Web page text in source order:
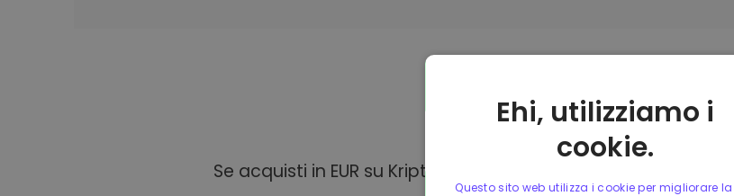
Modalità di
Se acquisti in EUR su Kriptomat, hai a tua disposizione
Ehi, utilizziamo i
cookie.
Questo sito web utilizza i cookie per migliorare